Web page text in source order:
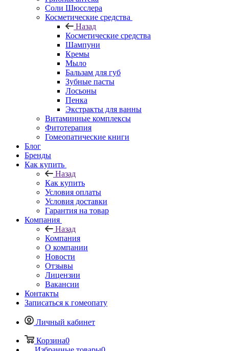
Соли Шюсслера
Косметические средства
Назад
Косметические средства
Шампуни
Кремы
Мыло
Бальзам для губ
Зубные пасты
Лосьоны
Пенка
Экстракты для ванны
Витаминные комплексы
Фитотерапия
Гомеопатические книги
Блог
Бренды
Как купить
Назад
Как купить
Условия оплаты
Условия доставки
Гарантия на товар
Компания
Назад
Компания
О компании
Новости
Отзывы
Лицензии
Вакансии
Контакты
Записаться к гомеопату
Личный кабинет
Корзина0